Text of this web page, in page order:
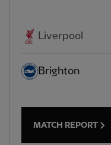
Liverpool
Brighton
MATCH REPORT